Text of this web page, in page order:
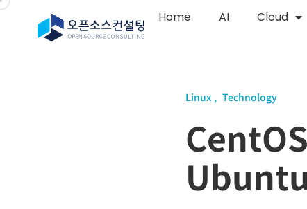
Home AI Cloud
Linux Technology
Ubuntu